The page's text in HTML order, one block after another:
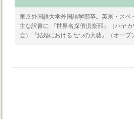
東京外国語大学外国語学部卒。英米・スペ
主な訳書に 『世界名探偵倶楽部』（ハヤ
会）『結婚における七つの大嘘』（オープ